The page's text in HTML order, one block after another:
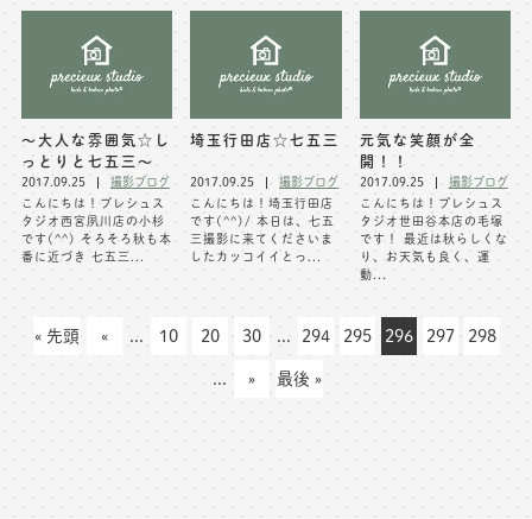
～大人な雰囲気☆し
っとりと七五三～
2017.09.25
撮影ブログ
こんにちは！プレシュス
タジオ西宮夙川店の小杉
です(^^) そろそろ秋も本
番に近づき 七五三...
埼玉行田店☆七五三
2017.09.25
撮影ブログ
こんにちは！埼玉行田店
です(^^)/ 本日は、七五
三撮影に来てくださいま
したカッコイイとっ...
元気な笑顔が全
開！！
2017.09.25
撮影ブログ
こんにちは！プレシュス
タジオ世田谷本店の毛塚
です！ 最近は秋らしくな
り、お天気も良く、運
動...
« 先頭 « ... 10 20 30 ... 294 295 296 297
298
...
» 最後 »